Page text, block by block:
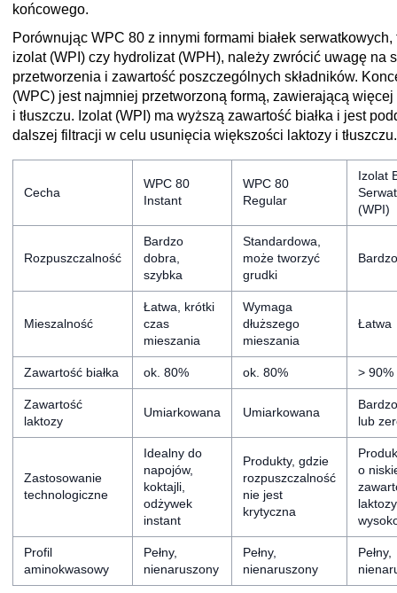
końcowego.
Porównując WPC 80 z innymi formami białek
izolat (WPI) czy hydrolizat (WPH), należy zwrócić uwagę na
przetworzenia i zawartość poszczególnych składników.
(WPC) jest najmniej przetworzoną formą, zawierającą więcej
i tłuszczu. Izolat (WPI) ma wyższą zawartość białka i jest
dalszej filtracji w celu usunięcia większości laktozy i tłuszczu.
Cecha
WPC 80
Instant
WPC 80
Regular
Izolat
(WPI)
Rozpuszczalność
Bardzo
dobra,
szybka
Standardowa,
może tworzyć
grudki
Mieszalność
Łatwa, krótki
czas
mieszania
Wymaga
dłuższego
mieszania
Łatwa
Zawartość białka ok. 80% ok. 80% > 90%
Zawartość
laktozy
Umiarkowana Umiarkowana
lub
Zastosowanie
technologiczne
Idealny do
napojów,
koktajli,
odżywek
instant
Produkty, gdzie
rozpuszczalność
nie jest
krytyczna
o
Profil
aminokwasowy
Pełny,
nienaruszony
Pełny,
nienaruszony
Pełny,